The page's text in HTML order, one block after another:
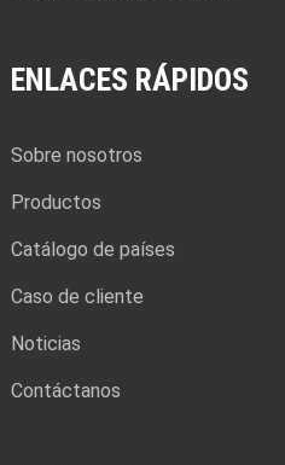
ENLACES RÁPIDOS
Sobre nosotros
Productos
Catálogo de países
Caso de cliente
Noticias
Contáctanos